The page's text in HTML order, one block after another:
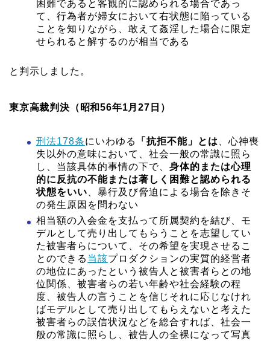
困難であると客観的に認められる場合であっ
て、行為者が婦女において右状態に陥っている
ことを知りながら、敢えて姦淫した場合に限定
せられると解するのが相当である
と判示しました。
東京高裁判決（昭和56年1月27日）
刑法178条にいわゆる 「抗拒不能」とは
、心神喪
失以外の意味において、社会一般の常識に照ら
し、当該具体的事情の下で、 身体的または心理
的に反抗の不能または著しく困難と認められる
状態をいい 、暴行及び脅迫による場合を除きそ
の発生原因を問わない
相当額の入会金を支払って所属契約を結び、モ
デルとして売り出してもらうことを志望してい
た被害者らについて、その希望を実現させるこ
とのできる 当該プロダクションの実質的経営者
の地位にあったという被告人と被害者らとの地
位関係、被害者らの若い年齢や社会経験の程
度、被告人の言うことを信じそれに応じなけれ
ばモデルとして売り出してもらえないと考えた
被害者らの誤信状況などを総合すれば、社会一
般の常識に照らし、被告人の全裸になって写真